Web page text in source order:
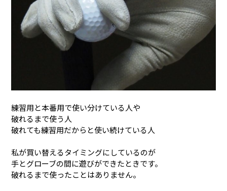
練習用と本番用で使い分けている人や
破れるまで使う人
破れても練習用だからと使い続けている人
私が買い替えるタイミングにしているのが
手とグローブの間に遊びができたときです。
破れるまで使ったことはありません。